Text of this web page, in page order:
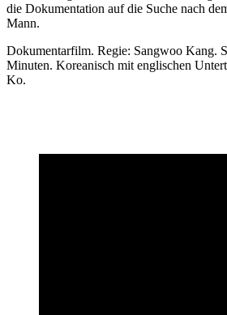
die Dokumentation auf die Suche nach
Mann.
Dokumentarfilm. Regie: Sangwoo Kang.
Minuten. Koreanisch mit englischen
Ko.